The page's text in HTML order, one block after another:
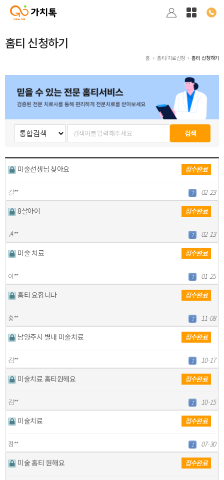
홈티 신청하기
홈 홈티/치료신청 홈티 신청하기
미술선생님 찾아요 접수완료
길** 1 02-23
8살아이 접수완료
권** 1 02-13
미술 치료 접수완료
이** 1 01-25
홈티 요합니다 접수완료
홍** 1 11-08
남양주시 별내 미술치료 접수완료
김** 1 10-17
미술치료 홈티원해요 접수완료
김** 1 10-15
미술치료 접수완료
정** 1 07-30
미술 홈티 원해요 접수완료